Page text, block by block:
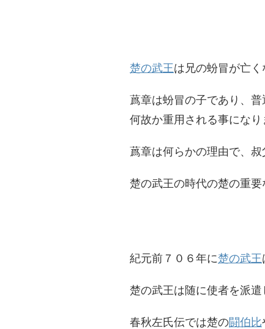
楚の武王は兄の蚡冒が亡く
蔿章は蚡冒の子であり、普
何故か重用される事になり
蔿章は何らかの理由で、叔
楚の武王の時代の楚の重
紀元前７０６年に楚の武王
楚の武王は随に使者を派
春秋左氏伝では楚の闘伯比